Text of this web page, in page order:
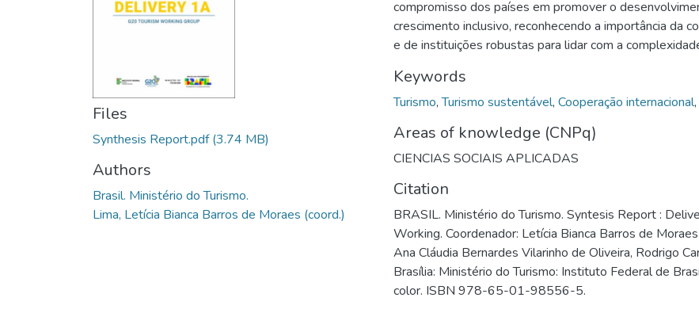
Files
Synthesis Report.pdf(3.74 MB)
Authors
Brasil. Ministério do Turismo.
Lima, Letícia Bianca Barros de Moraes (coord.)
compromisso dos países em promover o
crescimento inclusivo, reconhecendo a importância da
e de instituições robustas para lidar com a
Keywords
Turismo,Turismo sustentável, Cooperação internacional,
Areas of knowledge (CNPq)
CIENCIAS SOCIAIS APLICADAS
Citation
BRASIL. Ministério do Turismo. Syntesis Report :
Working. Coordenador: Letícia Bianca Barros de
Ana Cláudia Bernardes Vilarinho de Oliveira, Rodrigo
Brasília: Ministério do Turismo: Instituto Federal de
color. ISBN 978-65-01-98556-5.